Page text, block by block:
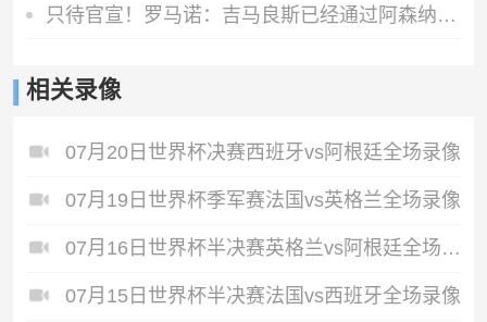
只待官宣！罗马诺：吉马良斯已经通过阿森纳体检，即将签约四年
相关录像
07月20日世界杯决赛西班牙vs阿根廷全场录像
07月19日世界杯季军赛法国vs英格兰全场录像
07月16日世界杯半决赛英格兰vs阿根廷全场录像
07月15日世界杯半决赛法国vs西班牙全场录像